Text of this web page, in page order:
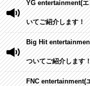
YG entertainment(エ
いてご紹介します！
Big Hit
ついてご紹介します
FNC entertainment(